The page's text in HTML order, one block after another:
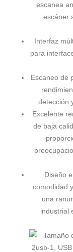
escanea
escáner
Interfaz
para
Escaneo de
detección
Excelente
de baja
Diseño
comodidad
una
industrial